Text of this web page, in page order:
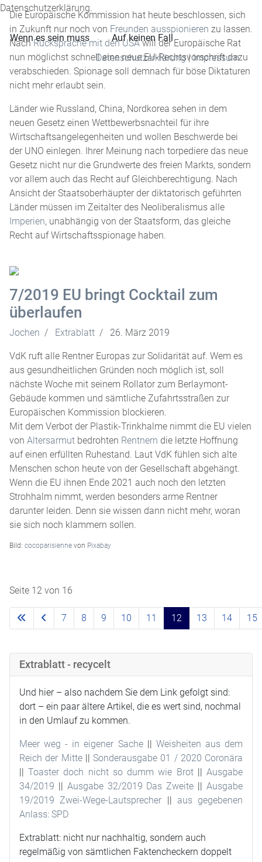
Die Europäische Kommission hat heute beschlossen, sich
in Zukunft nur noch von Freunden ausspionieren zu lassen.
NachRücksprache mit den USAwill der Europäische Rat
nun möglichst schnell eine neue EU-Rechtsvorschrift dazu
verabschieden. Spionage soll demnach für böse Diktaturen
nicht mehr erlaubt sein.
Länder wie Russland, China, Nordkorea sehen in dem
neuen Gesetz einen Wettbewerbsnachteil für ihre
Wirtschaftsangelegenheiten und wollen Beschwerde bei
der UNO einlegen. Ihrer Meinung nach torpediere das neue
Gesetz nicht nur die Grundwerte des freien Markts, sondern
vor allem auch das Recht auf Gleichberechtigung. Nach
Ansicht der Staatsoberhäupter der diktatorisch geführten
Länder müssen im Zeitalter des Neoliberalismus alle
Imperien, unabhängig von der Staatsform, das gleiche
Recht auf Wirtschaftsspionage haben.
7/2019 EU bringt Cocktail zum
überlaufen
Jochen Extrablatt 26. März 2019
VdK ruft alle Rentner Europas zur Solidarität auf. Wem es
aus gesundheitlichen Gründen noch möglich ist, soll
nächste Woche mit seinem Rollator zum Berlaymont-
Gebäude kommen und sämtliche Zufahrtsstraßen zur
Europäischen Kommission blockieren.
Mit dem Verbot der Plastik-Trinkhalme nimmt die EU vielen
von Altersarmut bedrohten Rentnern die letzte Hoffnung
auf einen erfüllten Ruhestand. Laut VdK fühlen sich alte
Menschen schon heute von der Gesellschaft abgehängt.
Wenn die EU ihnen Ende 2021 auch noch den letzten
Strohhalm nimmt, werden besonders arme Rentner
darunter leiden. Denn sie wissen dann nicht mehr, woran
sie sich noch klammern sollen.
Bild: cocoparisienne von Pixabay
Seite 12 von 16
7 8 9 10 11 12 13 14 15
Extrablatt - recycelt
Und hier – also nachdem Sie dem Link gefolgt sind:
dort – ein paar ältere Artikel, die es wert sind, nochmal
in den Umlauf zu kommen.
Meer weg - in eigener Sache|| Weisheiten aus dem
Reich der Mitte|| Sonderausgabe 01 / 2020 Coronära
||Toaster doch nicht so dumm wie Brot||Ausgabe
34/2019 || Ausgabe 32/2019 Das Zweite ||Ausgabe
19/2019 Zwei-Wege-Lautsprecher || aus gegebenen
Anlass: SPD
Extrablatt: nicht nur nachhaltig, sondern auch
regelmäßig von sämtlichen Faktencheckern doppelt
Datenschutzerklärung.
Wenn es sein muss
Auf keinen Fall
Datenschutzerklärung|Impressum